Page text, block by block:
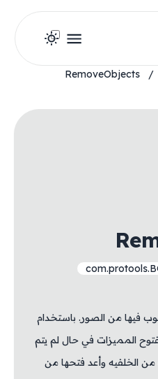
/
RemoveObjects
فيها من الصور. باستخدام
المميزات في حال لم يتم
الخلفيه وأعد فتحها من